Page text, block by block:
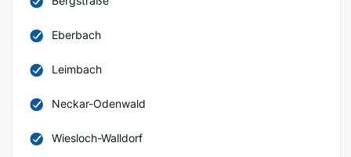
Eberbach
Leimbach
Neckar-Odenwald
Wiesloch-Walldorf